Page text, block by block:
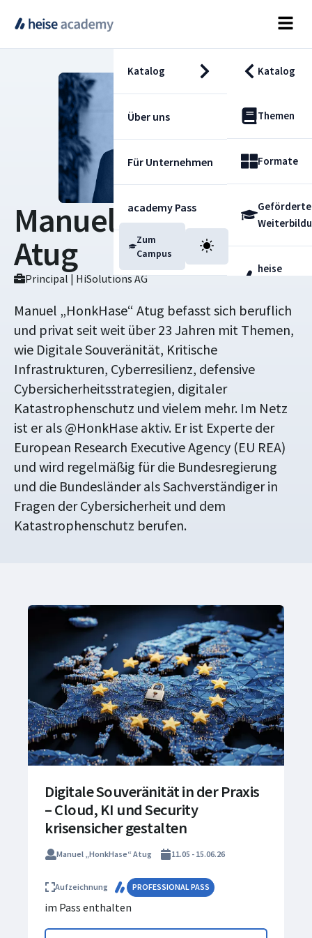
Katalog Katalog
Themen
Formate
Geförderte
heise
Über uns
Für Unternehmen
academy Pass
Blog
Zum
Campus
Manuel „HonkHase“
Atug
Principal | HiSolutions AG
Manuel „HonkHase“ Atug befasst sich beruflich
und privat seit weit über 23 Jahren mit Themen,
wie Digitale Souveränität, Kritische
Infrastrukturen, Cyberresilienz, defensive
Cybersicherheitsstrategien, digitaler
Katastrophenschutz und vielem mehr. Im Netz
ist er als @HonkHase aktiv. Er ist Experte der
European Research Executive Agency (EU REA)
und wird regelmäßig für die Bundesregierung
und die Bundesländer als Sachverständiger in
Fragen der Cybersicherheit und dem
Katastrophenschutz berufen.
Digitale Souveränität in der Praxis
– Cloud, KI und Security
krisensicher gestalten
Manuel „HonkHase“ Atug 11.05 - 15.06.26
Aufzeichnung PROFESSIONAL PASS
im Pass enthalten